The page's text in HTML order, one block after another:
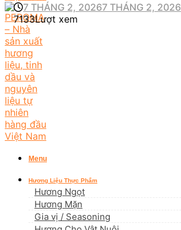
Menu
Hương Liệu Thực Phẩm
Hương Ngọt
Hương Mặn
Gia vị / Seasoning
7 THÁNG 2, 20267 THÁNG 2, 2026
7133Lượt xem